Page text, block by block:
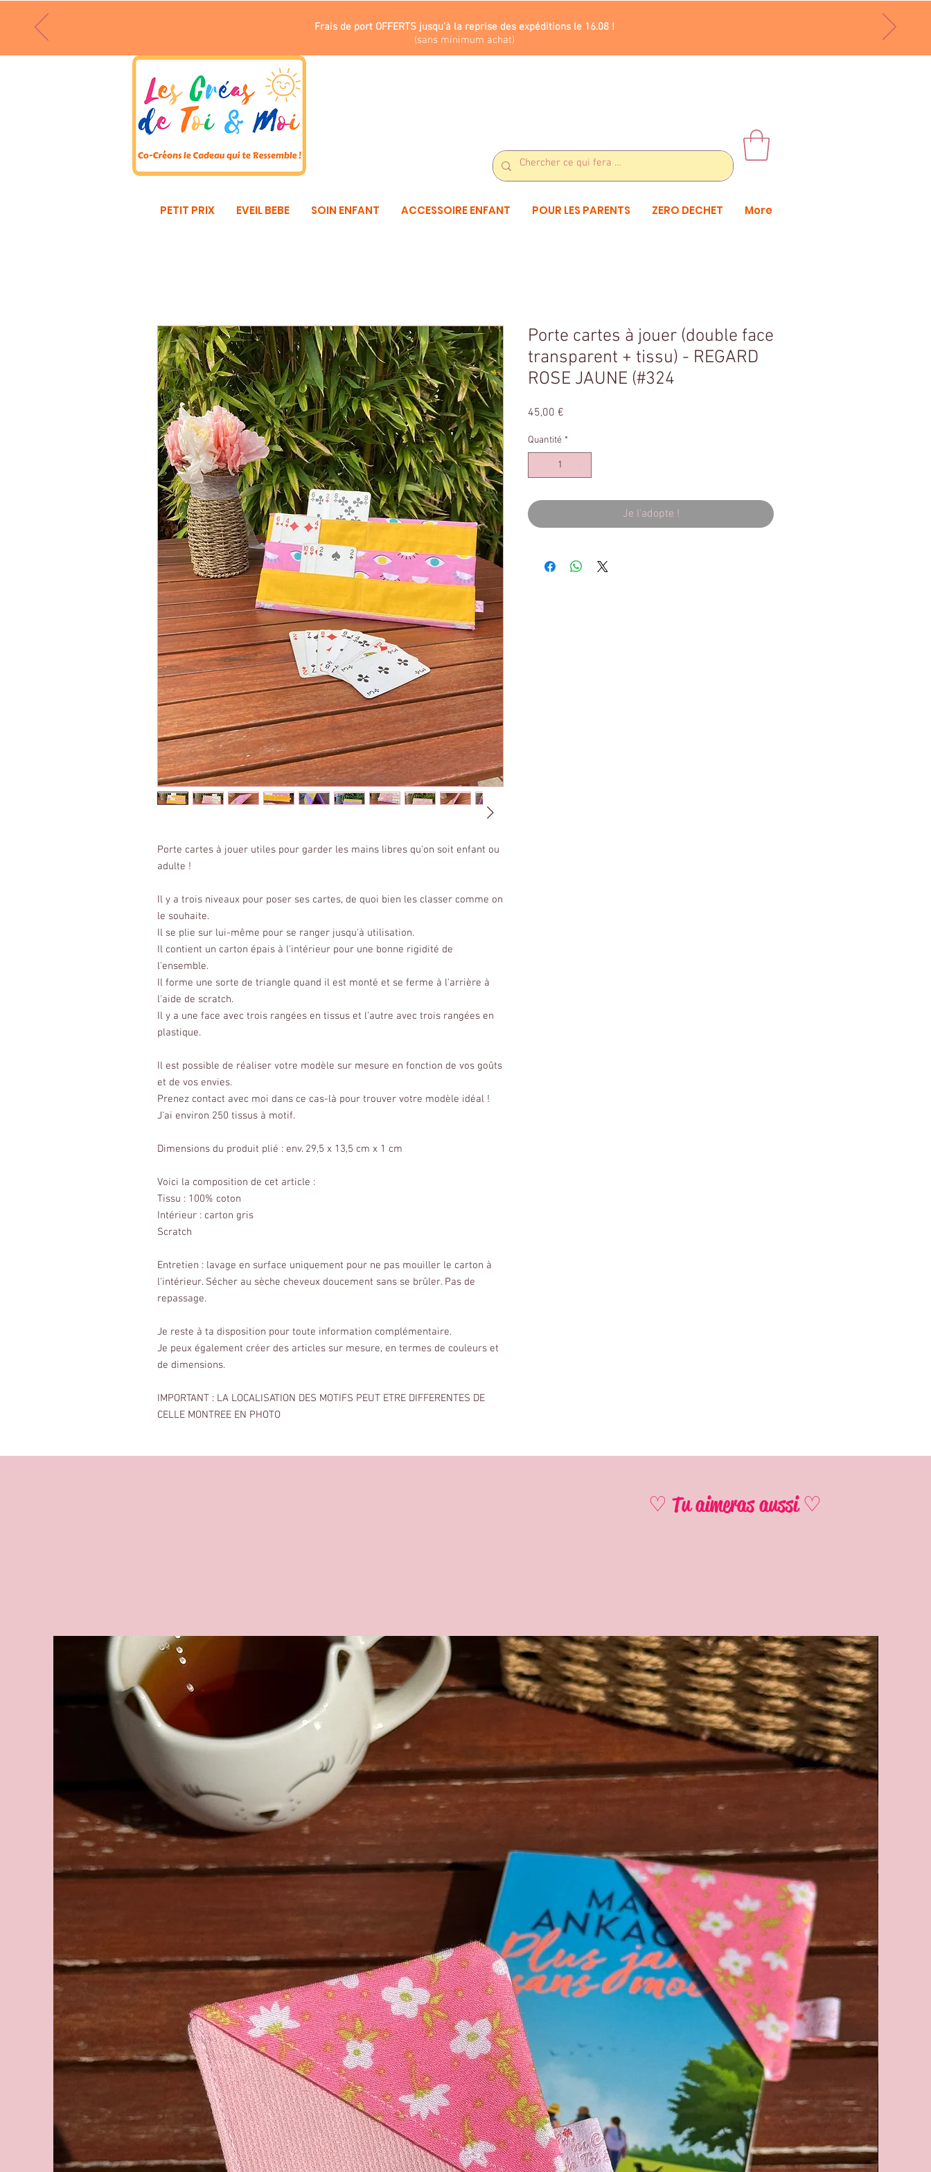
Frais de port OFFERTS jusqu'à la reprise des expéditions le 16.08 !
(sans minimum achat)
PETIT PRIX EVEIL BEBE SOIN ENFANT ACCESSOIRE ENFANT POUR LES PARENTS ZERO DECHET More
Porte cartes à jouer utiles pour garder les mains libres qu'on soit enfant ou
adulte !
Il y a trois niveaux pour poser ses cartes, de quoi bien les classer comme on
le souhaite.
Il se plie sur lui-même pour se ranger jusqu'à utilisation.
Il contient un carton épais à l'intérieur pour une bonne rigidité de
l'ensemble.
Il forme une sorte de triangle quand il est monté et se ferme à l'arrière à
l'aide de scratch.
Il y a une face avec trois rangées en tissus et l'autre avec trois rangées en
plastique.
Il est possible de réaliser votre modèle sur mesure en fonction de vos goûts
et de vos envies.
Prenez contact avec moi dans ce cas-là pour trouver votre modèle idéal !
J'ai environ 250 tissus à motif.
Dimensions du produit plié : env. 29,5 x 13,5 cm x 1 cm
Voici la composition de cet article :
Tissu : 100% coton
Intérieur : carton gris
Scratch
Entretien : lavage en surface uniquement pour ne pas mouiller le carton à
l'intérieur. Sécher au sèche cheveux doucement sans se brûler. Pas de
repassage.
Je reste à ta disposition pour toute information complémentaire.
Je peux également créer des articles sur mesure, en termes de couleurs et
de dimensions.
IMPORTANT : LA LOCALISATION DES MOTIFS PEUT ETRE DIFFERENTES DE
CELLE MONTREE EN PHOTO
Porte cartes à jouer (double face
transparent + tissu) - REGARD
ROSE JAUNE (#324
45,00 €
Quantité *
Je l'adopte !
♡ Tu aimeras aussi ♡